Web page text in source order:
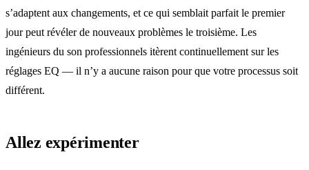
s’adaptent aux changements, et ce qui semblait parfait le premier
jour peut révéler de nouveaux problèmes le troisième. Les
ingénieurs du son professionnels itèrent continuellement sur les
réglages EQ — il n’y a aucune raison pour que votre processus soit
différent.
Allez expérimenter